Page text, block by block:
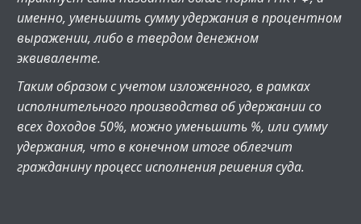
именно, уменьшить сумму удержания в процентном
выражении, либо в твердом денежном
эквиваленте.
Таким образом с учетом изложенного, в рамках
исполнительного производства об удержании со
всех доходов 50%, можно уменьшить %, или сумму
удержания, что в конечном итоге облегчит
гражданину процесс исполнения решения суда.